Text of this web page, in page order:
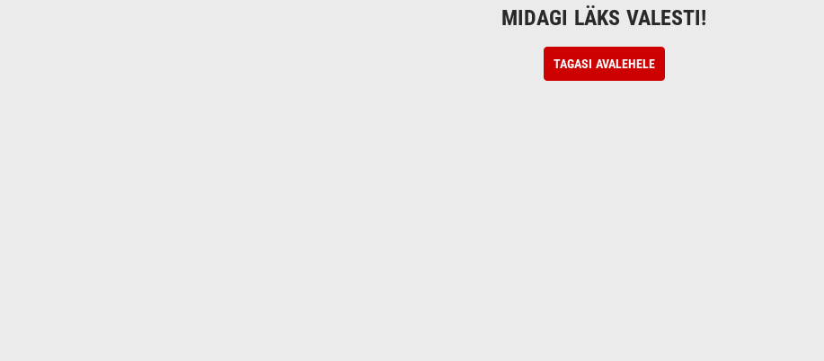
MIDAGI LÄKS VALESTI!
TAGASI AVALEHELE